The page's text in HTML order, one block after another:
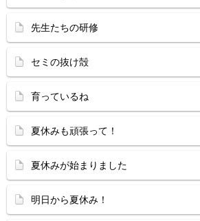
先生たちの研修
セミの抜け殻
育っているね
夏休みも頑張って！
夏休みが始まりました
明日から夏休み！